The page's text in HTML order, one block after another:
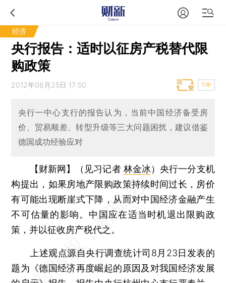
经济
央行报告：适时以征房产税替代限
购政策
2012年08月25日 17:50 T中
央行一中心支行的报告认为，当前中国经济备受房
价、贸易顺差、转型升级等三大问题困扰，建议借鉴
德国成功经验应对
【财新网】（见习记者 林金冰）央行一分支机
构提出，如果房地产限购政策持续时间过长，房价
有可能出现断崖式下降，从而对中国经济金融产生
不可估量的影响。中国应在适当时机退出限购政
策，并以征收房产税代之。
上述观点源自央行调查统计司8月23日发表的
题为《德国经济再度崛起的原因及对我国经济发展